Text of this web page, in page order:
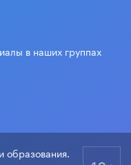
в наших группах